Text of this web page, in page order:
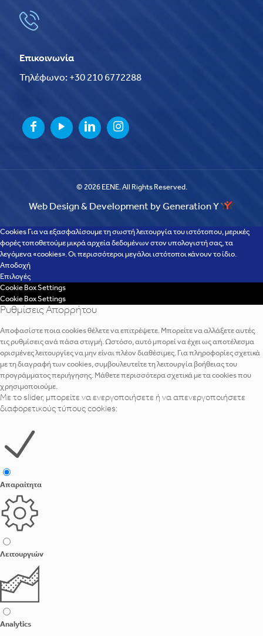
Επικοινωνία
Τηλέφωνο: +30 210 6772288
© 2026 EENE. All Rights Reserved.
Web Design & Development by Generation Y
Cookies Για να εξασφαλίσουμε τη σωστή λειτουργία του ιστότοπου, μερικές
φορές τοποθετούμε μικρά αρχεία δεδομένων στον υπολογιστή σας, τα
λεγόμενα «cookies». Οι περισσότεροι μεγάλοι ιστότοποι κάνουν το ίδιο.
Αποδοχή
Επιλογές
Cookie Box Settings
Cookie Box Settings
Ρυθμίσεις Απορρήτου
Αποφασίστε ποια cookies θέλετε να επιτρέψετε. Μπορείτε να αλλάξετε αυτές
τις ρυθμίσεις ανά πάσα στιγμή. Ωστόσο, αυτό μπορεί να έχει ως αποτέλεσμα
ορισμένες λειτουργίες να μην είναι πλέον διαθέσιμες. Για πληροφορίες σχετικά
με τη διαγραφή των cookies, συμβουλευτείτε τη λειτουργία βοήθειας του
προγράμματος περιήγησης. Μάθετε περισσότερα σχετικά με τα cookies που
χρησιμοποιούμε.
Με το slider, μπορείτε να ενεργοποιήσετε ή να απενεργοποιήσετε
διαφορετικούς τύπους cookies:
Απαραίτητα
Λειτουργιών
Analytics